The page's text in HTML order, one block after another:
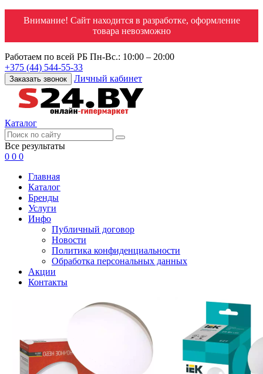
Внимание! Сайт находится в разработке, оформление
товара невозможно
Работаем по всей РБ Пн-Вс.: 10:00 – 20:00
+375 (44) 544-55-33
Заказать звонок Личный кабинет
Каталог
Все результаты
0 0 0
Главная
Каталог
Бренды
Услуги
Инфо
Публичный договор
Новости
Политика конфиденциальности
Обработка персональных данных
Акции
Контакты